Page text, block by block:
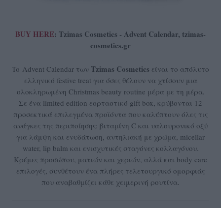
BUY HERE: Tzimas Cosmetics - Advent Calendar, tzimas-
cosmetics.gr
To Advent Calendar των Tzimas Cosmetics είναι το απόλυτο
ελληνικό festive treat για όσες θέλουν να χτίσουν μια
ολοκληρωμένη Christmas beauty routine μέρα με τη μέρα.
Σε ένα limited edition εορταστικό gift box, κρύβονται 12
προσεκτικά επιλεγμένα προϊόντα που καλύπτουν όλες τις
ανάγκες της περιποίησης: βιταμίνη C και υαλουρονικό οξύ
για λάμψη και ενυδάτωση, αντηλιακή με χρώμα, micellar
water, lip balm και ενισχυτικές σταγόνες κολλαγόνου.
Κρέμες προσώπου, ματιών και χεριών, αλλά και body care
επιλογές, συνθέτουν ένα πλήρες τελετουργικό ομορφιάς
που αναβαθμίζει κάθε χειμερινή ρουτίνα.